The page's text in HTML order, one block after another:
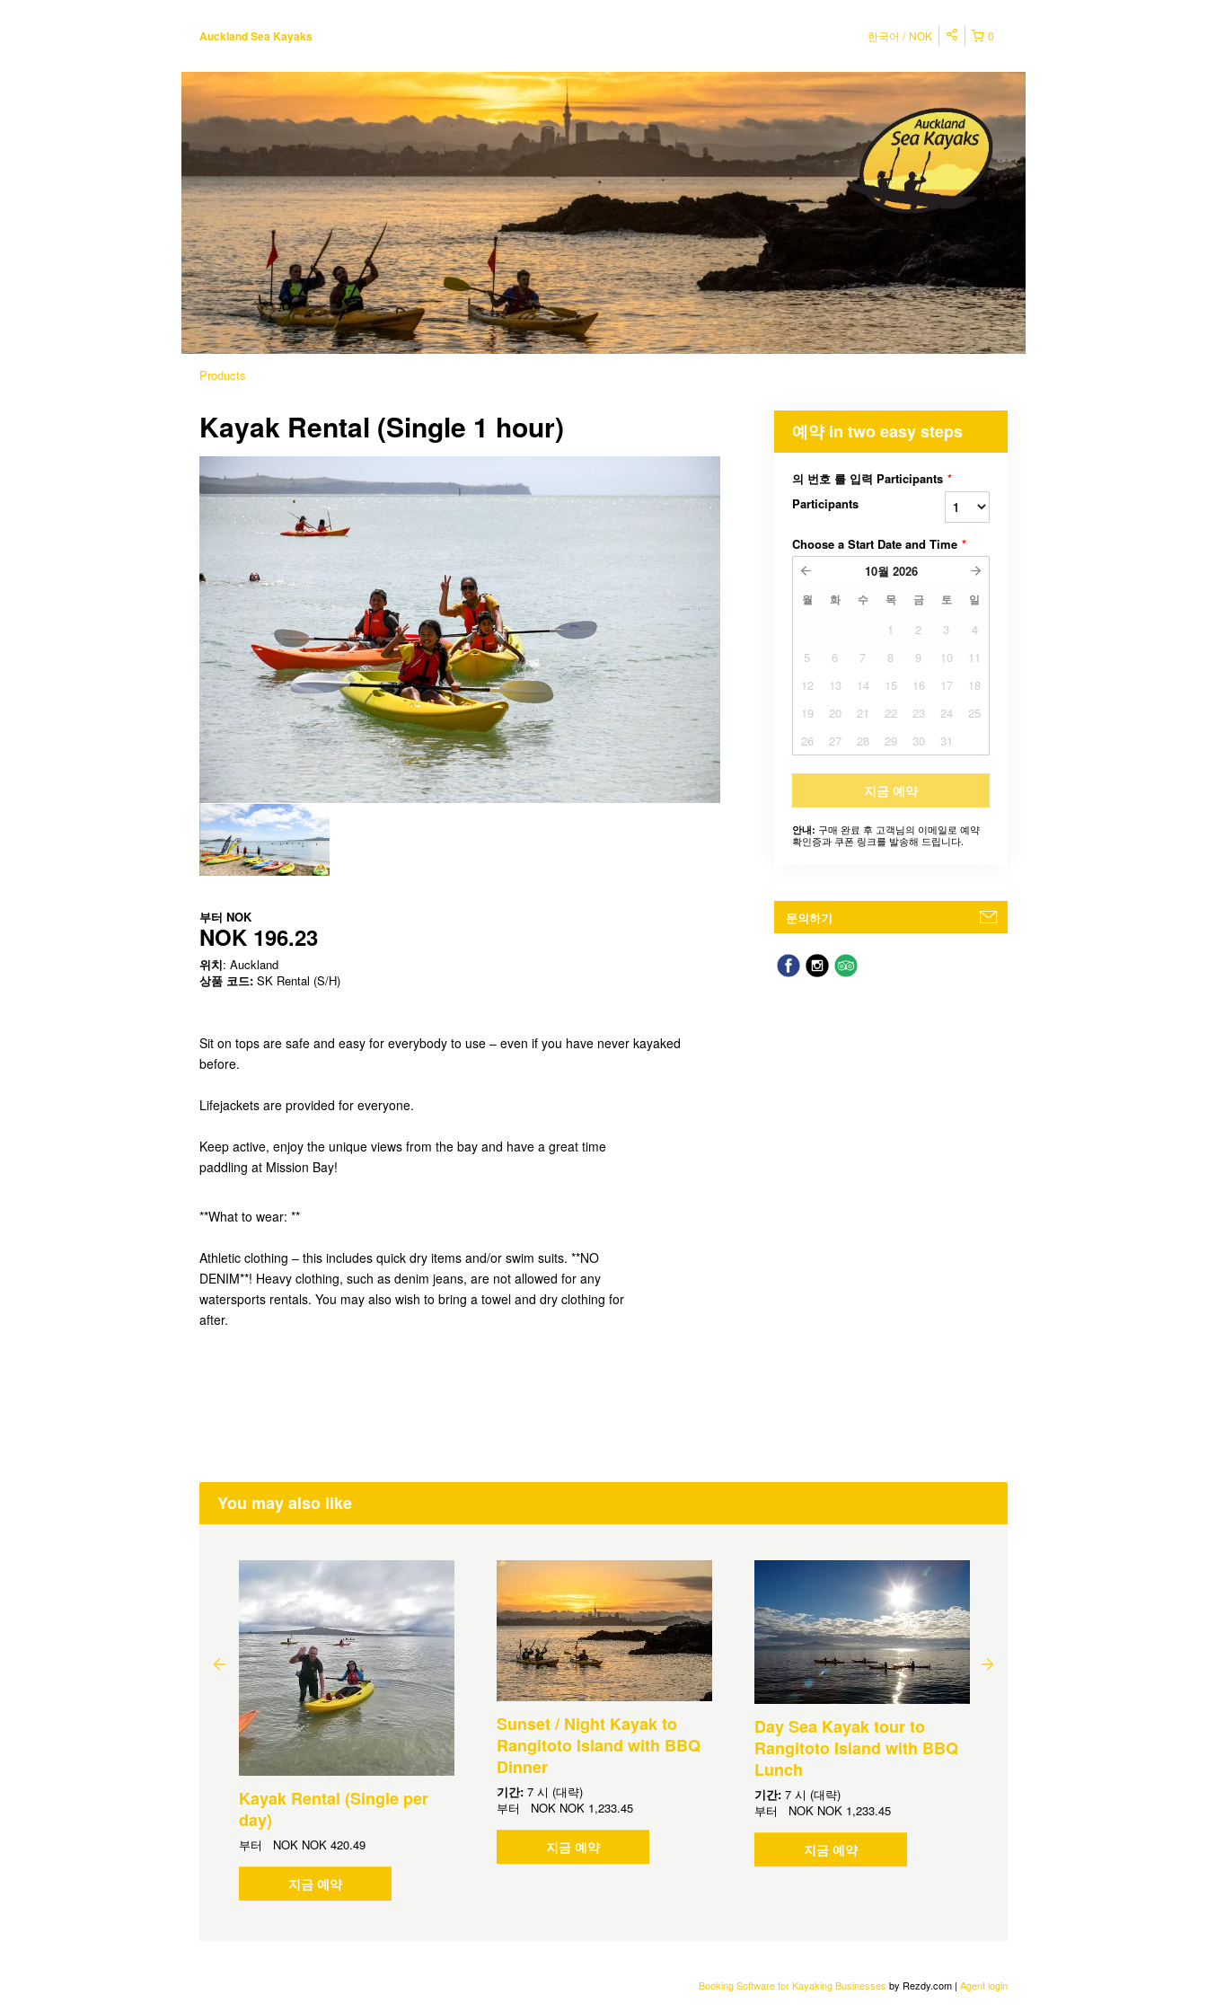
Auckland Sea Kayaks 0
한국어 NOK
Products
Kayak Rental (Single 1 hour)
부터 NOK
NOK 196.23
위치: Auckland
상품 코드: SK Rental (S/H)
Sit on tops are safe and easy for everybody to use – even if you have never kayaked
before.
Lifejackets are provided for everyone.
Keep active, enjoy the unique views from the bay and have a great time
paddling at Mission Bay!
**What to wear: **
Athletic clothing – this includes quick dry items and/or swim suits. **NO
DENIM**! Heavy clothing, such as denim jeans, are not allowed for any
watersports rentals. You may also wish to bring a towel and dry clothing for
after.
예약 in two easy steps
의 번호 를 입력 Participants *
Participants
Choose a Start Date and Time *
10월 2026
월 화 수 목 금 토 일
1 2 3
4
5
6 7 8 9 10
11
12
13 14 15 16 17
18
19
20 21 22 23 24
25
26
27 28 29 30 31
지금 예약
안내: 구매 완료 후 고객님의 이메일로 예약
확인증과 쿠폰 링크를 발송해 드립니다.
문의하기
You may also like
Kayak Rental (Single per
day)
부터 NOK NOK 420.49
지금 예약
Sunset / Night Kayak to
Rangitoto Island with BBQ
Dinner
기간: 7 시 (대략)
부터 NOK NOK 1,233.45
지금 예약
Day Sea Kayak tour to
Rangitoto Island with BBQ
Lunch
기간: 7 시 (대략)
부터 NOK NOK 1,233.45
지금 예약
Booking Software for Kayaking Businesses by Rezdy.com | Agent login